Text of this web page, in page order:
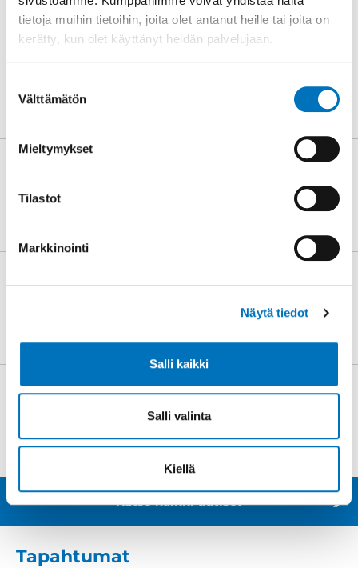
tietoja muihin tietoihin, joita olet antanut heille tai joita on
kerätty, kun olet käyttänyt heidän palvelujaan.
valinta
Välttämätön
Mieltymykset
Tilastot
Markkinointi
Näytä tiedot
Salli kaikki
Salli valinta
Kiellä
Kulttuuri- ja harrasteilta tuo
saatavilla myös kesällä
Kohtaamispaikka Kiesi juhlii -
8.6.2026
Katso kaikki uutiset
Tapahtumat